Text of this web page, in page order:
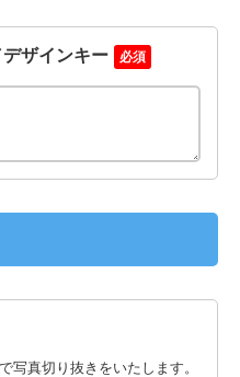
ザインキー 必須
写真切り抜きをいたします。